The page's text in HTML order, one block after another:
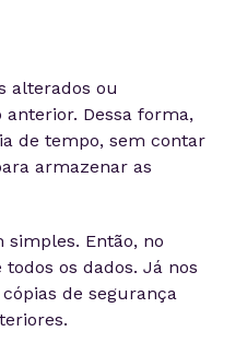
alterados ou
Dessa forma,
de tempo, sem contar
armazenar as
Então, no
os dados. Já nos
de segurança